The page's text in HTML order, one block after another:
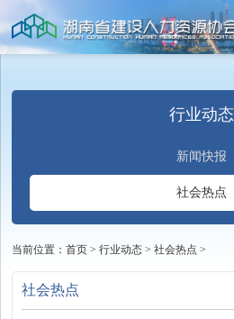
行业动态
新闻快报
社会热点
当前位置：首页 >行业动态 >社会热点 >
社会热点